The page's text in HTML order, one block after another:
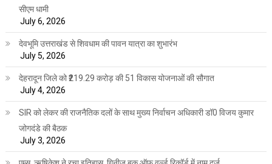
सीएम धामी
July 6, 2026
देवभूमि उत्तराखंड से शिवधाम की पावन यात्रा का शुभारंभ
July 5, 2026
देहरादून जिले को ₹219.29 करोड़ की 51 विकास योजनाओं की सौगात
July 4, 2026
SIR को लेकर की राजनैतिक दलों के साथ मुख्य निर्वाचन अधिकारी डॉ0 विजय कुमार
जोगदंडे की बैठक
July 3, 2026